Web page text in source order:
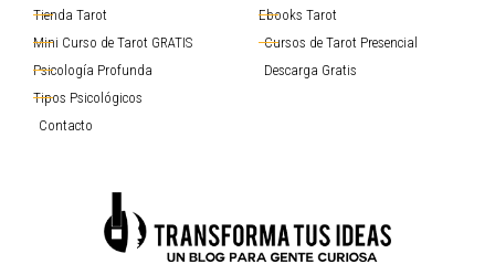
Tienda Tarot
Mini Curso de Tarot GRATIS
Psicología Profunda
Tipos Psicológicos
Contacto
Ebooks Tarot
Cursos de Tarot Presencial
Descarga Gratis